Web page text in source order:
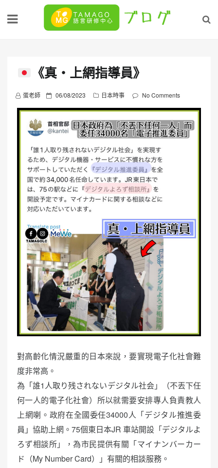
《真・上網指導員》
蛋老師
P
o
t
d
o
n
06/08/2023 日本時事 No Comments
對高齡化情況嚴重的日本來說，要實現電子化社會難
度非常高。
為「誰1人取り残されないデジタル社会」（不丟下任
何一人的電子化社會）所以就需要安排專人負責教人
上網喇。政府在全國委任34000人「デジタル推進委
員」協助上網。75個東日本JR 車站開設「デジタルよ
ろず相談所」，為市民提供有關「マイナンバーカー
ド（My Number Card）」有關的相談服務。